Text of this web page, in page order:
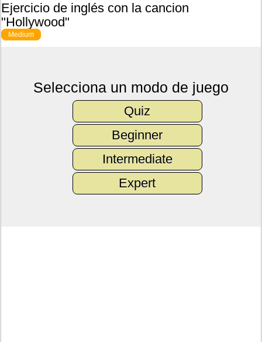
Ejercicio de inglés con la cancion
"Hollywood"
Medium
Selecciona un modo de juego
Quiz
Beginner
Intermediate
Expert